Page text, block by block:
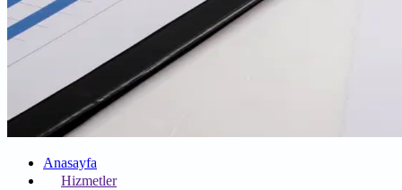
Anasayfa
Hizmetler